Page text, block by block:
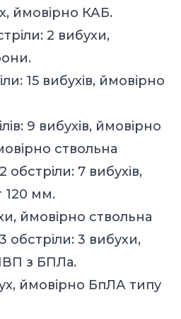
ймовірно КАБ.
2 вибухи,
15 вибухів, ймовірно
9 вибухів, ймовірно
ствольна
обстріли: 7 вибухів,
120 мм.
ймовірно ствольна
обстріли: 3 вибухи,
з БПЛа.
ймовірно БпЛА типу